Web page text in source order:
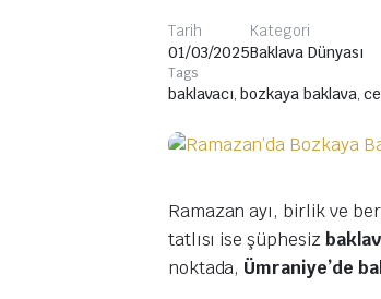
Tarih
01/03/2025
Kategori
Baklava Dünyası
Tags
baklavacı, bozkaya baklava,
Ramazan ayı, birlik ve
tatlısı ise şüphesiz
noktada, Ümraniye’de